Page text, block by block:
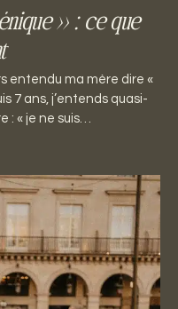
» : ce que
entendu ma mère dire «
7 ans, j’entends quasi-
« je ne suis…